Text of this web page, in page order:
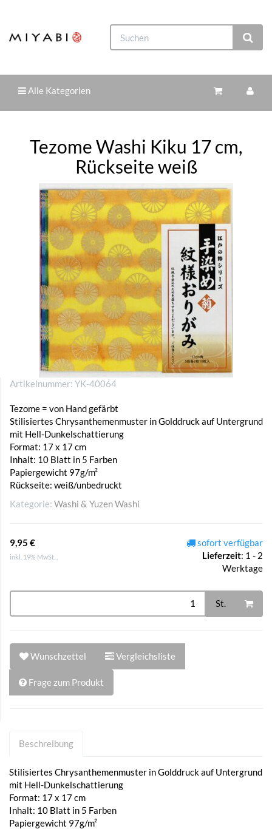
Alle Kategorien
Tezome Washi Kiku 17 cm,
Rückseite weiß
Artikelnummer: YK-40064
Tezome = von Hand gefärbt
Stilisiertes Chrysanthemenmuster in Golddruck auf Untergrund
mit Hell-Dunkelschattierung
Format: 17 x 17 cm
Inhalt: 10 Blatt in 5 Farben
Papiergewicht 97g/m²
Rückseite: weiß/unbedruckt
Kategorie: Washi & Yuzen Washi
9,95 €
inkl. 19% MwSt. ,
sofort verfügbar
Lieferzeit: 1 - 2
Werktage
St.
Wunschzettel Vergleichsliste
Frage zum Produkt
Beschreibung
Stilisiertes Chrysanthemenmuster in Golddruck auf Untergrund
mit Hell-Dunkelschattierung
Format: 17 x 17 cm
Inhalt: 10 Blatt in 5 Farben
Papiergewicht 97g/m²